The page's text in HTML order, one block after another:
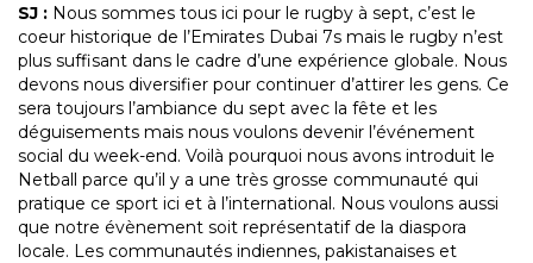
SJ : Nous sommes tous ici pour le rugby à sept, c’est le
coeur historique de l’Emirates Dubai 7s mais le rugby n’est
plus suffisant dans le cadre d’une expérience globale. Nous
devons nous diversifier pour continuer d’attirer les gens. Ce
sera toujours l’ambiance du sept avec la fête et les
déguisements mais nous voulons devenir l’événement
social du week-end. Voilà pourquoi nous avons introduit le
Netball parce qu’il y a une très grosse communauté qui
pratique ce sport ici et à l’international. Nous voulons aussi
que notre évènement soit représentatif de la diaspora
locale. Les communautés indiennes, pakistanaises et